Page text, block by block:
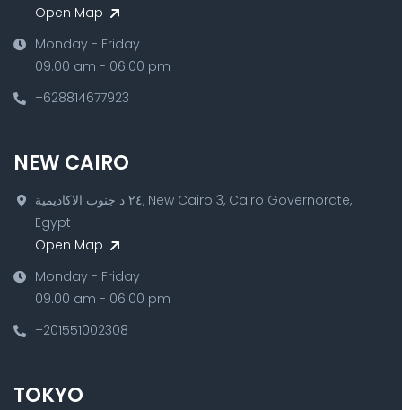
Open Map
Monday - Friday
09.00 am - 06.00 pm
+628814677923
NEW CAIRO
٢٤ د جنوب الاكاديمية, New Cairo 3, Cairo Governorate,
Egypt
Open Map
Monday - Friday
09.00 am - 06.00 pm
+201551002308
TOKYO